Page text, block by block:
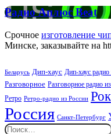
Радио
Аплюс
Beat
Радио Аплюс Beat
Срочное изготовление
Минске, заказывайте на
Беларусь Дип-хаус Дип-хаус радио
Разговорное Разговорное радио
Ретро Ретро-радио из России Рок
Россия Санкт-Петербург
Найти: